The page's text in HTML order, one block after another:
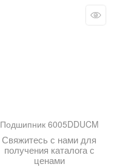
Подшипник 6005DDUCM
Свяжитесь с нами для
получения каталога с
ценами